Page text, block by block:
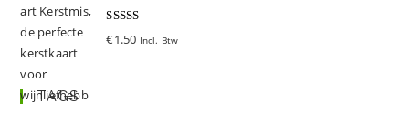
Gewaardeer
€1.50 Incl. Btw
TAGS